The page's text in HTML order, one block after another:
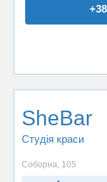
SheBar
Студія краси
Соборна, 105